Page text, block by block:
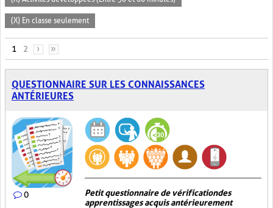
(X) En classe seulement
PAGES
1 2 › »
QUESTIONNAIRE SUR LES CONNAISSANCES
ANTÉRIEURES
0
Petit questionnaire de vérification des
apprentissages acquis antérieurement